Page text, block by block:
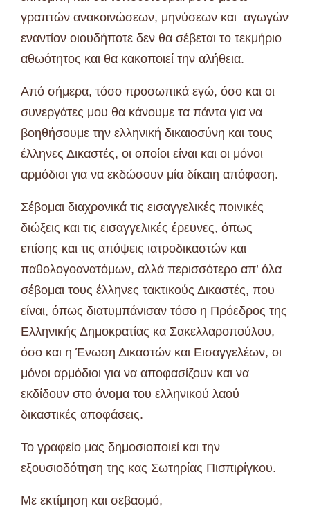
γραπτών ανακοινώσεων, μηνύσεων και αγωγών
εναντίον οιουδήποτε δεν θα σέβεται το τεκμήριο
αθωότητος και θα κακοποιεί την αλήθεια.
Από σήμερα, τόσο προσωπικά εγώ, όσο και οι
συνεργάτες μου θα κάνουμε τα πάντα για να
βοηθήσουμε την ελληνική δικαιοσύνη και τους
έλληνες Δικαστές, οι οποίοι είναι και οι μόνοι
αρμόδιοι για να εκδώσουν μία δίκαιη απόφαση.
Σέβομαι διαχρονικά τις εισαγγελικές ποινικές
διώξεις και τις εισαγγελικές έρευνες, όπως
επίσης και τις απόψεις ιατροδικαστών και
παθολογοανατόμων, αλλά περισσότερο απ’ όλα
σέβομαι τους έλληνες τακτικούς Δικαστές, που
είναι, όπως διατυμπάνισαν τόσο η Πρόεδρος της
Ελληνικής Δημοκρατίας κα Σακελλαροπούλου,
όσο και η Ένωση Δικαστών και Εισαγγελέων, οι
μόνοι αρμόδιοι για να αποφασίζουν και να
εκδίδουν στο όνομα του ελληνικού λαού
δικαστικές αποφάσεις.
Το γραφείο μας δημοσιοποιεί και την
εξουσιοδότηση της κας Σωτηρίας Πισπιρίγκου.
Με εκτίμηση και σεβασμό,